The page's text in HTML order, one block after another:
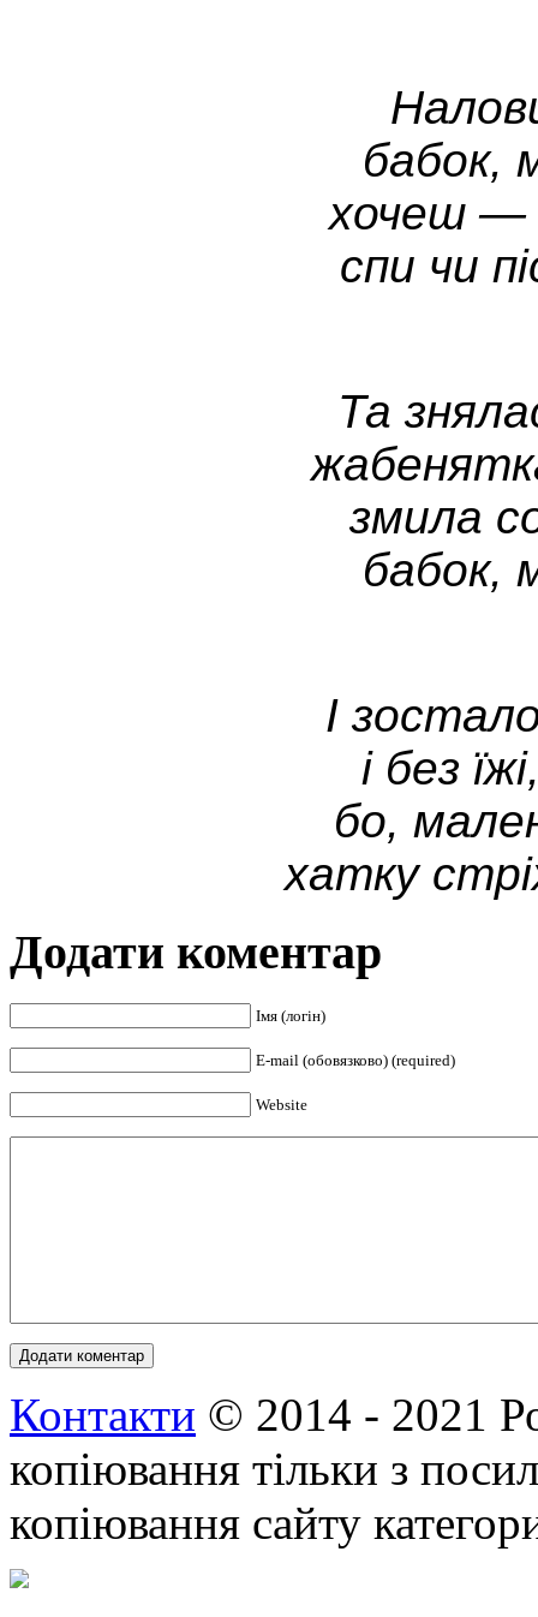
бабок,
хочеш —
спи чи
Та
змила
бабок,
І
і без
бо,
хатку
Додати коментар
Імя (логін)
E-mail (обовязково) (required)
Website
Контакти © 2014 - 2021
копіювання тільки з
копіювання сайту